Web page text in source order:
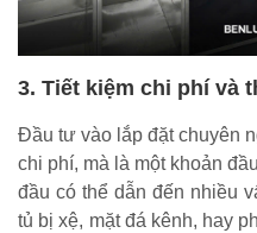
3. Tiết kiệm chi phí và
Đầu tư vào lắp đặt chuyên
chi phí, mà là một khoản
đầu có thể dẫn đến nhiều
tủ bị xệ, mặt đá kênh, hay